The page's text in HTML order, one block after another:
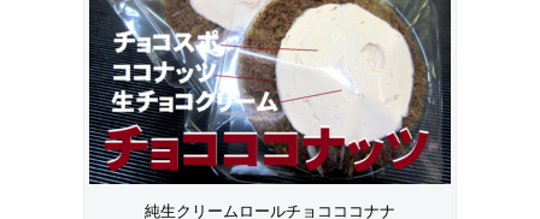
純生クリームロールチョコココナナ